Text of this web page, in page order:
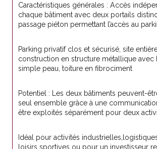
Caractéristiques générales : Accès
chaque bâtiment avec deux portails
passage piéton permettant l’accès au
Parking privatif clos et sécurisé, site
construction en structure métallique avec
simple peau, toiture en fibrociment
Potentiel : Les deux bâtiments peuvent-
seul ensemble grâce à une
être exploités séparément pour deux
Idéal pour activités
loisirs sportives ou pour un investisseur